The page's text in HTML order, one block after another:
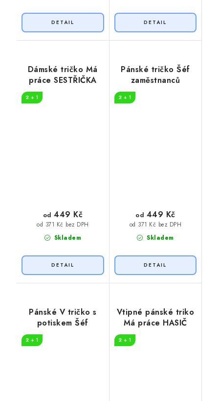
Dámské tričko Má
práce SESTŘIČKA
2 + 1
Skladem
od 371 Kč bez DPH
od 449 Kč
Pánské tričko Šéf
zaměstnanců
2 + 1
Skladem
od 371 Kč bez DPH
od 449 Kč
Pánské V tričko s
potiskem Šéf
2 + 1
Vtipné pánské triko
Má práce HASIČ
2 + 1